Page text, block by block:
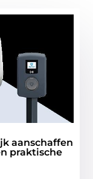
aanschaffen
praktische